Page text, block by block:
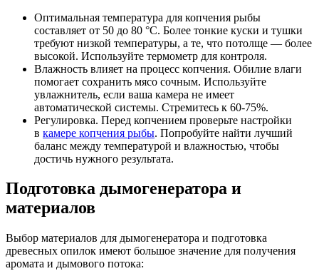
Оптимальная температура для копчения рыбы
составляет от 50 до 80 °C. Более тонкие куски и тушки
требуют низкой температуры, а те, что потолще — более
высокой. Используйте термометр для контроля.
Влажность влияет на процесс копчения. Обилие влаги
помогает сохранить мясо сочным. Используйте
увлажнитель, если ваша камера не имеет
автоматической системы. Стремитесь к 60-75%.
Регулировка. Перед копчением проверьте настройки
в камере копчения рыбы. Попробуйте найти лучший
баланс между температурой и влажностью, чтобы
достичь нужного результата.
Подготовка дымогенератора и
материалов
Выбор материалов для дымогенератора и подготовка
древесных опилок имеют большое значение для получения
аромата и дымового потока: